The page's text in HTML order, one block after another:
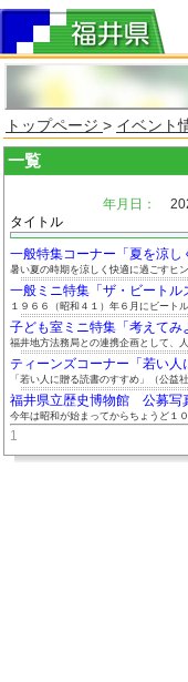
トップページ > イベント
一覧
年月日：
タイトル
一般特集コーナー「夏を涼し
暑い夏の時期を涼しく快適に過ごすヒ
一般ミニ特集「ザ・ビートル
１９６６（昭和４１）年６月にビート
子ども室ミニ特集「考えてみ
福井地方法務局との連携企画として、
ティーンズコーナー「若い人
「若い人に贈る読書のすすめ」（公益
福井県立歴史博物館 公募写
今年は昭和が始まってからちょうど１
1